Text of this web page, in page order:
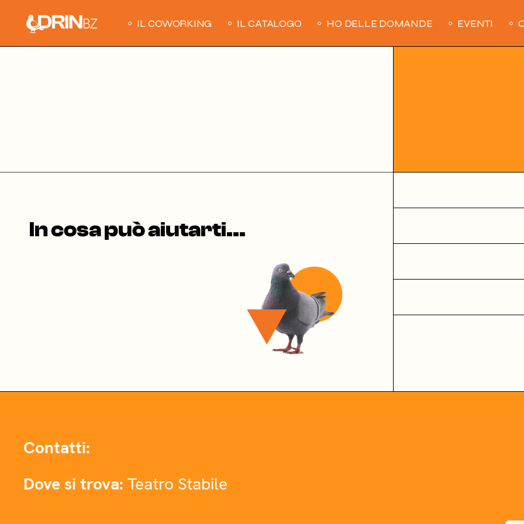
content
IL COWORKING IL CATALOGO HO DELLE DOMANDE EVENTI
In cosa può aiutarti...
Contatti:
Dove si trova: Teatro Stabile